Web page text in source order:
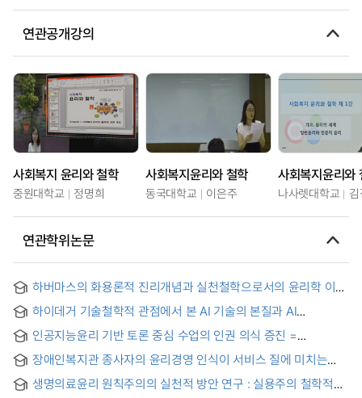
연관공개강의
사회복지 윤리와 철학
중원대학교 정명희
사회복지윤리와 철학
동국대학교 이은주
사회복지윤리와
나사렛대학교
연관학위논문
하버마스의 화용론적 진리개념과 실천철학으로서의 윤리학 이해
Concept of Truth and Understanding of Ethics as Practical
Philosophy : Focused on Criticism of Antirealism
하이데거 기술철학적 관점에서 본 AI 기술의 본질과 AI
Technology and the Content of AI Ethics Education from
the Perspective of Heidegger's Philosophy of Technology
인공지능윤리 기반 토론 중심 수업의 인권 의식 증진 =
Oriented Debate-Based Education
장애인복지관 종사자의 윤리경영 인식이 서비스 질에 미치는
ethical management awareness of the rehabilitation
생명의료윤리 원칙주의의 실천적 방안 연구 : 실용주의 철학적